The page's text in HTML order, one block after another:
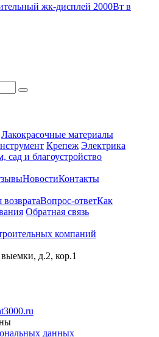
жк-дисплей 2000Вт в
Лакокрасочные материалы
Крепеж Электрика
сад и благоустройство
НовостиКонтакты
возвратаВопрос-ответКак
Обратная связь
компаний
д.2, кор.1
данных